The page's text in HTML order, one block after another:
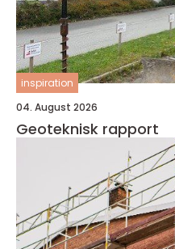
inspiration
04. August 2026
Geoteknisk rapport